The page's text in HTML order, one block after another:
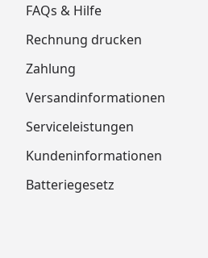
FAQs & Hilfe
Rechnung drucken
Zahlung
Versandinformationen
Serviceleistungen
Kundeninformationen
Batteriegesetz